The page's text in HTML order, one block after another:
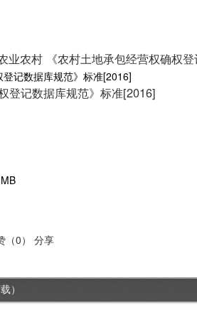
业农村 《农村土地承包经营权确权
登记数据库规范》标准[2016]
（0）
分享